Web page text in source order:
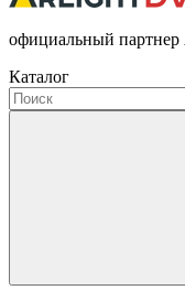
официальный
Каталог